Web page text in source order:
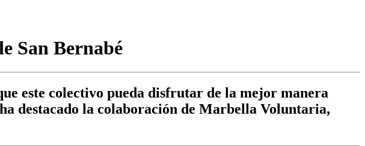
San Bernabé
este colectivo pueda disfrutar de la mejor manera
destacado la colaboración de Marbella Voluntaria,